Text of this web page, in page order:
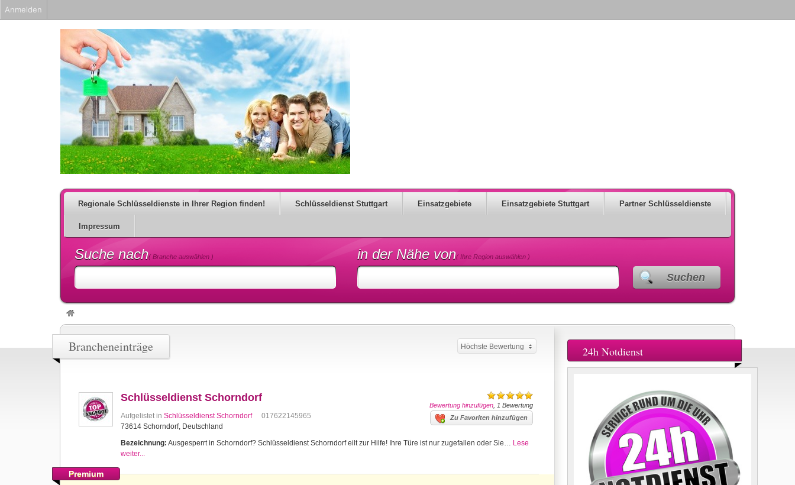
Regionale Schlüsseldienste in Ihrer Region finden! Schlüsseldienst Stuttgart Einsatzgebiete Einsatzgebiete Stuttgart Partner Schlüsseldienste
Impressum
Suche nach( Branche auswählen ) in der Nähe von( Ihre Region auswählen )
Suchen
Brancheneinträge Höchste Bewertung
Bewertung hinzufügen , 1 Bewertung
Schlüsseldienst Schorndorf
Aufgelistet in Schlüsseldienst Schorndorf Zu Favoriten hinzufügen
017622145965
73614 Schorndorf, Deutschland
Bezeichnung: Ausgesperrt in Schorndorf? Schlüsseldienst Schorndorf eilt zur Hilfe! Ihre Türe ist nur zugefallen oder Sie… Lese
weiter...
Premium
24h Notdienst
Anmelden